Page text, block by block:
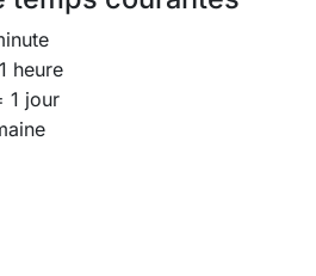
heure
1 jour